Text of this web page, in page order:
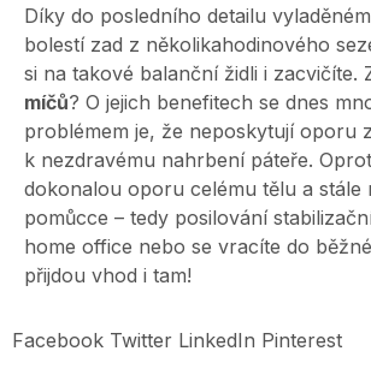
Díky do posledního detailu
bolestí zad z několikahodinového
si na takové balanční židli i zacvičíte.
míčů? O jejich benefitech se dnes
problémem je, že neposkytují oporu
k nezdravému nahrbení páteře.
dokonalou oporu celému tělu a
pomůcce – tedy posilování
home office nebo se vracíte do
přijdou vhod i tam!
Facebook Twitter LinkedIn Pinterest